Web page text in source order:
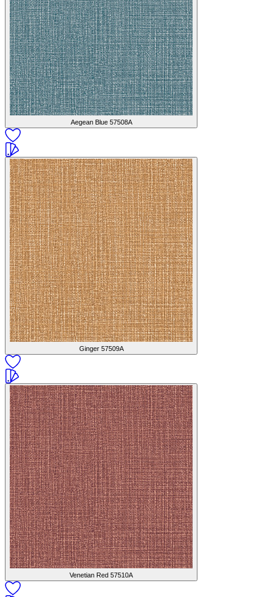
Aegean Blue 57508A
Ginger 57509A
Venetian Red 57510A